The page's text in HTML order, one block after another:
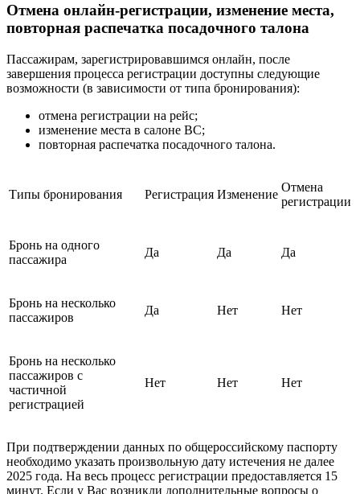
Отмена онлайн-регистрации, изменение места,
повторная распечатка посадочного талона
Пассажирам, зарегистрировавшимся онлайн, после
завершения процесса регистрации доступны следующие
возможности (в зависимости от типа бронирования):
отмена регистрации на рейс;
изменение места в салоне ВС;
повторная распечатка посадочного талона.
Типы бронирования Регистрация Изменение
Отмена
регистрации
Бронь на одного
пассажира
Да Да Да
Бронь на несколько
пассажиров
Да Нет Нет
Бронь на несколько
пассажиров с
частичной
регистрацией
Нет Нет Нет
При подтверждении данных по общероссийскому паспорту
необходимо указать произвольную дату истечения не далее
2025 года. На весь процесс регистрации предоставляется 15
минут. Если у Вас возникли дополнительные вопросы о